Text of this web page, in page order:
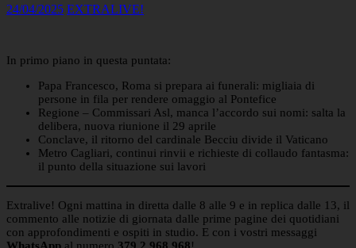
24/04/2025 EXTRALIVE!
In primo piano in questa puntata:
Papa Francesco, Roma si prepara ai funerali: migliaia di
persone in fila per rendere omaggio al Pontefice
Regione – Commissari Asl, manca l’accordo sui nomi: salta la
delibera, nuova riunione il 29 aprile
Conclave, il ritorno del cardinale Becciu divide il Vaticano
Metro Cagliari, continui rinvii e richieste di collaudo fantasma:
il punto della situazione sui lavori
Extralive! Ogni mattina in diretta dalle 8 alle 9 e in replica dalle 13, il
commento alle notizie di giornata dalle prime pagine dei quotidiani
con approfondimenti e ospiti in studio. E con i vostri messaggi